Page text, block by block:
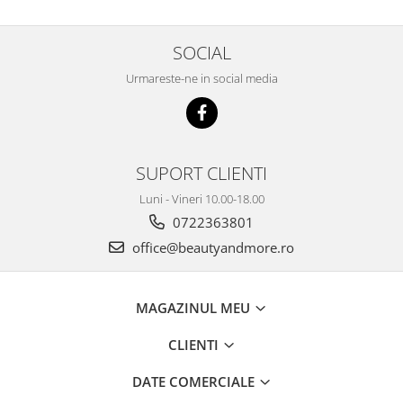
SOCIAL
Urmareste-ne in social media
SUPORT CLIENTI
Luni - Vineri 10.00-18.00
0722363801
office@beautyandmore.ro
MAGAZINUL MEU
CLIENTI
DATE COMERCIALE